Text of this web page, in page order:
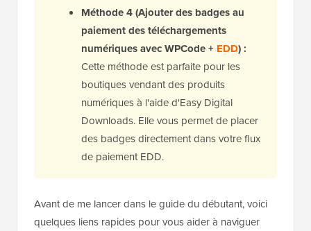
Méthode 4 (Ajouter des badges au
paiement des téléchargements
numériques avec WPCode + EDD) :
Cette méthode est parfaite pour les
boutiques vendant des produits
numériques à l'aide d'Easy Digital
Downloads. Elle vous permet de placer
des badges directement dans votre flux
de paiement EDD.
Avant de me lancer dans le guide du débutant, voici
quelques liens rapides pour vous aider à naviguer